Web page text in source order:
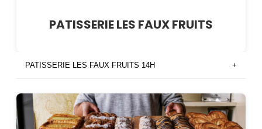
PATISSERIE LES FAUX FRUITS
PATISSERIE LES FAUX FRUITS 14H +